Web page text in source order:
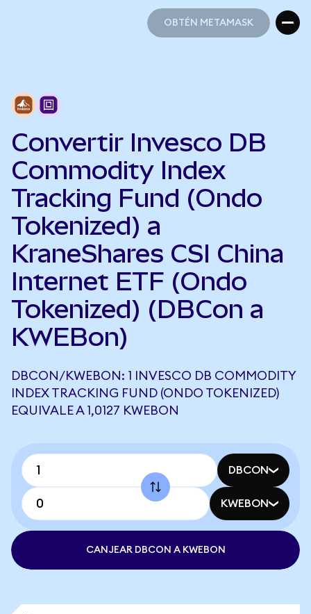
OBTÉN METAMASK
Convertir Invesco DB
Commodity Index
Tracking Fund (Ondo
Tokenized) a
KraneShares CSI China
Internet ETF (Ondo
Tokenized) (DBCon a
KWEBon)
DBCON/KWEBON: 1 INVESCO DB COMMODITY
INDEX TRACKING FUND (ONDO TOKENIZED)
EQUIVALE A 1,0127 KWEBON
DBCON
KWEBON
CANJEAR DBCON A KWEBON